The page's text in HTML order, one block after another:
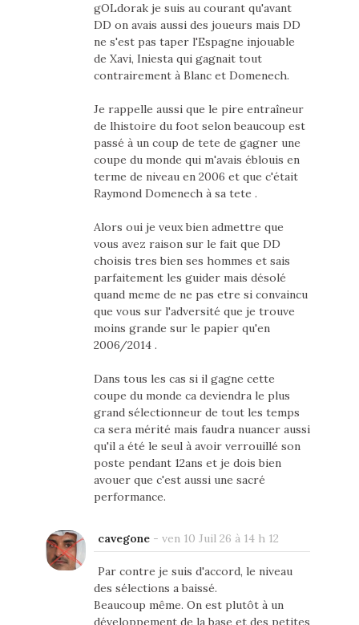
gOLdorak je suis au courant qu'avant
DD on avais aussi des joueurs mais DD
ne s'est pas taper l'Espagne injouable
de Xavi, Iniesta qui gagnait tout
contrairement à Blanc et Domenech.
Je rappelle aussi que le pire entraîneur
de lhistoire du foot selon beaucoup est
passé à un coup de tete de gagner une
coupe du monde qui m'avais éblouis en
terme de niveau en 2006 et que c'était
Raymond Domenech à sa tete .
Alors oui je veux bien admettre que
vous avez raison sur le fait que DD
choisis tres bien ses hommes et sais
parfaitement les guider mais désolé
quand meme de ne pas etre si convaincu
que vous sur l'adversité que je trouve
moins grande sur le papier qu'en
2006/2014 .
Dans tous les cas si il gagne cette
coupe du monde ca deviendra le plus
grand sélectionneur de tout les temps
ca sera mérité mais faudra nuancer aussi
qu'il a été le seul à avoir verrouillé son
poste pendant 12ans et je dois bien
avouer que c'est aussi une sacré
performance.
cavegone- ven 10 Juil 26 à 14 h 12
Par contre je suis d'accord, le niveau
des sélections a baissé.
Beaucoup même. On est plutôt à un
développement de la base et des petites